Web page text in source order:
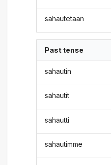
sahautetaan
Past tense
sahautin
sahautit
sahautti
sahautimme